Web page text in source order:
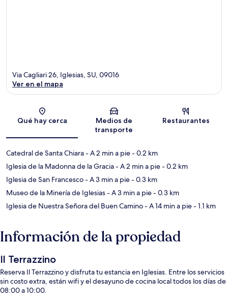
Sección del mapa
Via Cagliari 26, Iglesias, SU, 09016
Ver en el mapa
Qué hay cerca
Medios de
transporte
Restaurantes
Catedral de Santa Chiara- A 2 min a pie- 0.2 km
Iglesia de la Madonna de la Gracia- A 2 min a pie- 0.2 km
Iglesia de San Francesco- A 3 min a pie- 0.3 km
Museo de la Minería de Iglesias- A 3 min a pie- 0.3 km
Iglesia de Nuestra Señora del Buen Camino- A 14 min a pie- 1.1 km
Información de la propiedad
Il Terrazzino
Reserva Il Terrazzino y disfruta tu estancia en Iglesias. Entre los servicios
sin costo extra, están wifi y el desayuno de cocina local todos los días de
08:00 a 10:00.